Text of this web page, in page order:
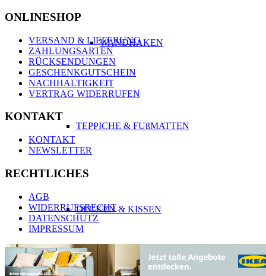
WANDHAKEN
TEPPICHE & FUßMATTEN
DECKEN & KISSEN
ONLINESHOP
VERSAND & LIEFERUNG
ZAHLUNGSARTEN
RÜCKSENDUNGEN
GESCHENKGUTSCHEIN
NACHHALTIGKEIT
VERTRAG WIDERRUFEN
KONTAKT
KONTAKT
NEWSLETTER
RECHTLICHES
AGB
WIDERRUFSRECHT
DATENSCHUTZ
IMPRESSUM